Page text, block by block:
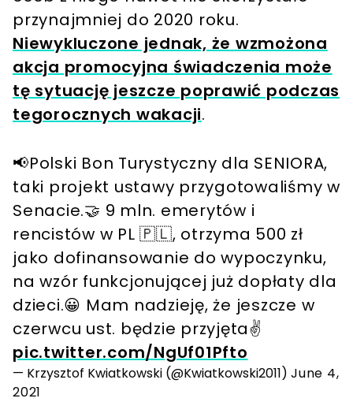
przynajmniej do 2020 roku.
Niewykluczone jednak, że wzmożona
akcja promocyjna świadczenia może
tę sytuację jeszcze poprawić podczas
tegorocznych wakacji.
📢Polski Bon Turystyczny dla SENIORA,
taki projekt ustawy przygotowaliśmy w
Senacie.🤝 9 mln. emerytów i
rencistów w PL 🇵🇱, otrzyma 500 zł
jako dofinansowanie do wypoczynku,
na wzór funkcjonującej już dopłaty dla
dzieci.😀 Mam nadzieję, że jeszcze w
czerwcu ust. będzie przyjęta✌️
pic.twitter.com/NgUf01Pfto
— Krzysztof Kwiatkowski (@Kwiatkowski2011) June 4,
2021